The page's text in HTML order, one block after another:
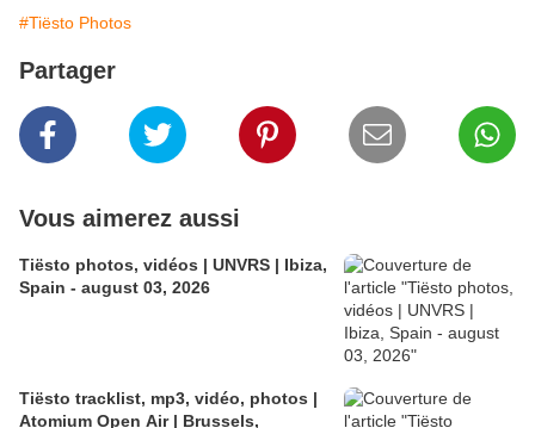
#Tiësto Photos
Partager
Vous aimerez aussi
Tiësto photos, vidéos | UNVRS | Ibiza,
Spain - august 03, 2026
Tiësto tracklist, mp3, vidéo, photos |
Atomium Open Air | Brussels,